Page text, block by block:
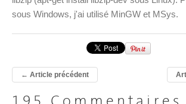
sous Windows, j'ai utilisé MinGW et MSys.
← Article précédent